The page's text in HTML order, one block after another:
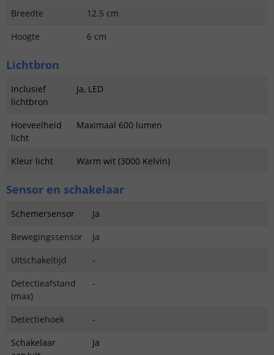
Breedte
12.5 cm
Hoogte
6 cm
Lichtbron
Inclusief
lichtbron
Ja, LED
Hoeveelheid
licht
Maximaal 600 lumen
Kleur licht Warm wit (3000 Kelvin)
Sensor en schakelaar
Schemersensor
Ja
Bewegingssensor
Ja
Uitschakeltijd
-
Detectieafstand
(max)
-
Detectiehoek
-
Schakelaar
Ja